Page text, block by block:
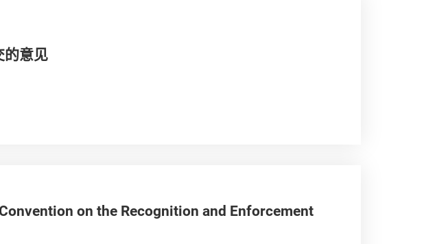
的意见
on the Recognition and Enforcement